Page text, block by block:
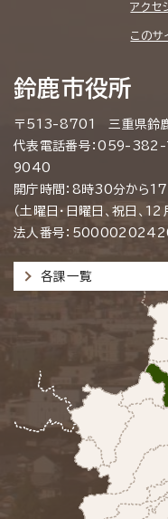
アクセ
このサ
鈴鹿市役所
〒513-8701 三重県鈴
代表電話番号：059-
9040
開庁時間：8時30分から
（土曜日・日曜日、祝日、
法人番号：
各課一覧